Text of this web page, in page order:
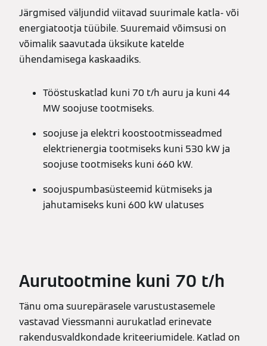
Järgmised väljundid viitavad suurimale katla- või
energiatootja tüübile. Suuremaid võimsusi on
võimalik saavutada üksikute katelde
ühendamisega kaskaadiks.
Tööstuskatlad kuni 70 t/h auru ja kuni 44
MW soojuse tootmiseks.
soojuse ja elektri koostootmisseadmed
elektrienergia tootmiseks kuni 530 kW ja
soojuse tootmiseks kuni 660 kW.
soojuspumbasüsteemid kütmiseks ja
jahutamiseks kuni 600 kW ulatuses
Aurutootmine kuni 70 t/h
Tänu oma suurepärasele varustustasemele
vastavad Viessmanni aurukatlad erinevate
rakendusvaldkondade kriteeriumidele. Katlad on